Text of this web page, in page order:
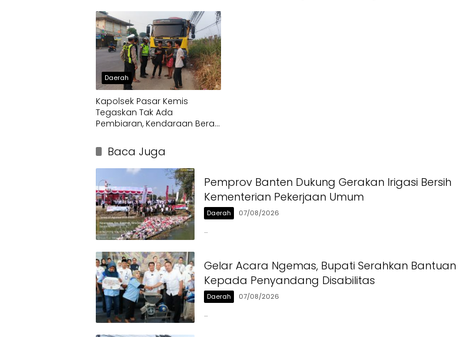
Daerah
Kapolsek Pasar Kemis
Tegaskan Tak Ada
Pembiaran, Kendaraan Berat
Ditertibkan
Baca Juga
Pemprov Banten Dukung Gerakan Irigasi Bersih
Kementerian Pekerjaan Umum
Daerah 07/08/2026
…
Gelar Acara Ngemas, Bupati Serahkan Bantuan
Kepada Penyandang Disabilitas
Daerah 07/08/2026
…